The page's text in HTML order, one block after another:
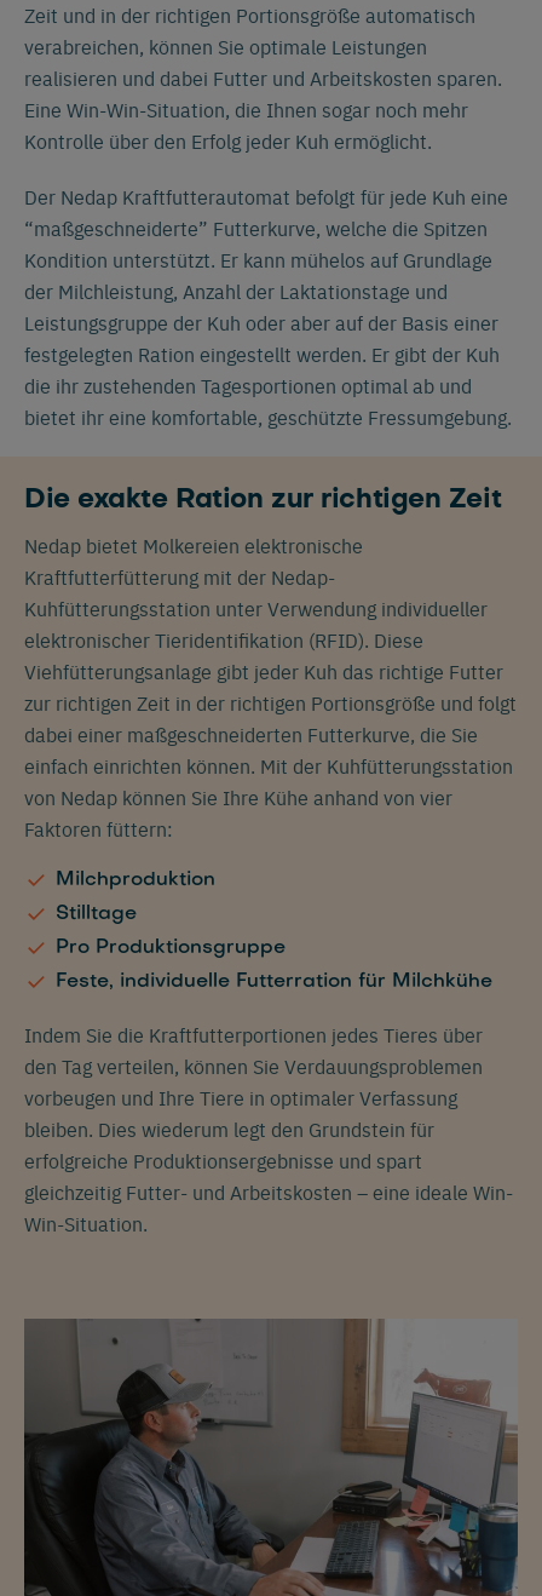
Zeit und in der richtigen Portionsgröße automatisch
verabreichen, können Sie optimale Leistungen
realisieren und dabei Futter und Arbeitskosten sparen.
Eine Win-Win-Situation, die Ihnen sogar noch mehr
Kontrolle über den Erfolg jeder Kuh ermöglicht.
Der Nedap Kraftfutterautomat befolgt für jede Kuh eine
“maßgeschneiderte” Futterkurve, welche die Spitzen
Kondition unterstützt. Er kann mühelos auf Grundlage
der Milchleistung, Anzahl der Laktationstage und
Leistungsgruppe der Kuh oder aber auf der Basis einer
festgelegten Ration eingestellt werden. Er gibt der Kuh
die ihr zustehenden Tagesportionen optimal ab und
bietet ihr eine komfortable, geschützte Fressumgebung.
Die exakte Ration zur richtigen Zeit
Nedap bietet Molkereien elektronische
Kraftfutterfütterung mit der Nedap-
Kuhfütterungsstation unter Verwendung individueller
elektronischer Tieridentifikation (RFID). Diese
Viehfütterungsanlage gibt jeder Kuh das richtige Futter
zur richtigen Zeit in der richtigen Portionsgröße und folgt
dabei einer maßgeschneiderten Futterkurve, die Sie
einfach einrichten können. Mit der Kuhfütterungsstation
von Nedap können Sie Ihre Kühe anhand von vier
Faktoren füttern:
Milchproduktion
Stilltage
Pro Produktionsgruppe
Feste, individuelle Futterration für Milchkühe
Indem Sie die Kraftfutterportionen jedes Tieres über
den Tag verteilen, können Sie Verdauungsproblemen
vorbeugen und Ihre Tiere in optimaler Verfassung
bleiben. Dies wiederum legt den Grundstein für
erfolgreiche Produktionsergebnisse und spart
gleichzeitig Futter- und Arbeitskosten – eine ideale Win-
Win-Situation.